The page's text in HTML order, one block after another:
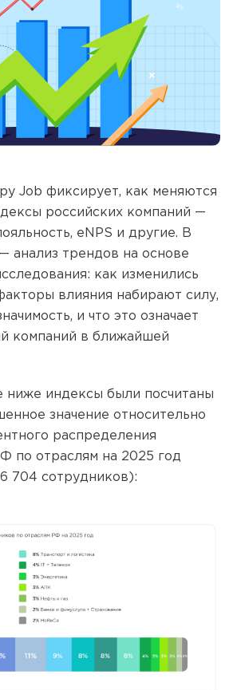
Job фиксирует, как меняются
российских компаний —
eNPS и другие. В
анализ трендов на основе
как изменились
влияния набирают силу,
и что это означает
компаний в ближайшей
ниже индексы были посчитаны
значение относительно
распределения
по отраслям на 2025 год
704 сотрудников):